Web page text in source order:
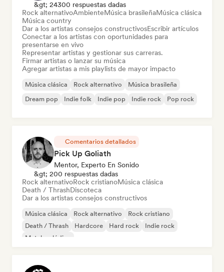
&gt; 24300 respuestas dadas
Rock alternativoAmbienteMúsica brasileñaMúsica clásica
Música country
Dar a los artistas consejos constructivosEscribir artículos
Conectar a los artistas con oportunidades para
presentarse en vivo
Representar artistas y gestionar sus carreras.
Firmar artistas o lanzar su música
Agregar artistas a mis playlists de mayor impacto
Música clásica Rock alternativo
Música brasileña
Dream pop
Indie folk Indie pop Indie rock Pop rock
Comentarios detallados
Pick Up Goliath
Mentor, Experto En Sonido
&gt; 200 respuestas dadas
Rock alternativoRock cristianoMúsica clásica
Death / ThrashDiscoteca
Dar a los artistas consejos constructivos
Música clásica Rock alternativo
Rock cristiano
Death / Thrash
Hardcore Hard rock
Indie rock
Metal melódico